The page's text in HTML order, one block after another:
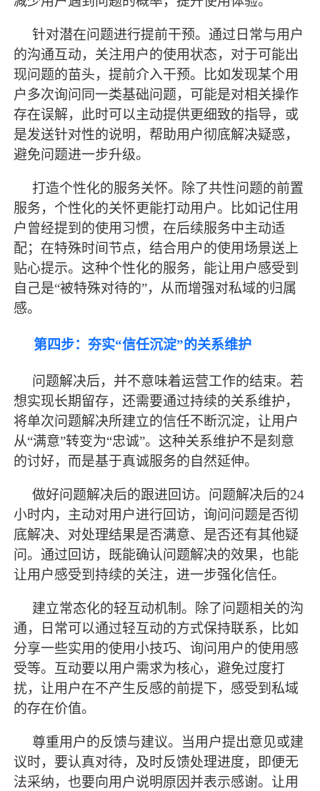
针对潜在问题进行提前干预。通过日常与用户
的沟通互动，关注用户的使用状态，对于可能出
现问题的苗头，提前介入干预。比如发现某个用
户多次询问同一类基础问题，可能是对相关操作
存在误解，此时可以主动提供更细致的指导，或
是发送针对性的说明，帮助用户彻底解决疑惑，
避免问题进一步升级。
打造个性化的服务关怀。除了共性问题的前置
服务，个性化的关怀更能打动用户。比如记住用
户曾经提到的使用习惯，在后续服务中主动适
配；在特殊时间节点，结合用户的使用场景送上
贴心提示。这种个性化的服务，能让用户感受到
自己是“被特殊对待的”，从而增强对私域的归属
感。
第四步：夯实“信任沉淀”的关系维护
问题解决后，并不意味着运营工作的结束。若
想实现长期留存，还需要通过持续的关系维护，
将单次问题解决所建立的信任不断沉淀，让用户
从“满意”转变为“忠诚”。这种关系维护不是刻意
的讨好，而是基于真诚服务的自然延伸。
做好问题解决后的跟进回访。问题解决后的24
小时内，主动对用户进行回访，询问问题是否彻
底解决、对处理结果是否满意、是否还有其他疑
问。通过回访，既能确认问题解决的效果，也能
让用户感受到持续的关注，进一步强化信任。
建立常态化的轻互动机制。除了问题相关的沟
通，日常可以通过轻互动的方式保持联系，比如
分享一些实用的使用小技巧、询问用户的使用感
受等。互动要以用户需求为核心，避免过度打
扰，让用户在不产生反感的前提下，感受到私域
的存在价值。
尊重用户的反馈与建议。当用户提出意见或建
议时，要认真对待，及时反馈处理进度，即便无
法采纳，也要向用户说明原因并表示感谢。让用